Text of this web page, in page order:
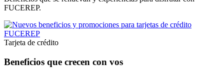
FUCEREP.
Tarjeta de crédito
Beneficios que crecen con vos